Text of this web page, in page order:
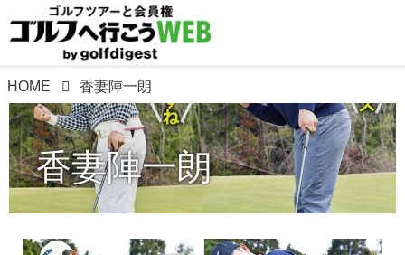
HOME 香妻陣一朗
香妻陣一朗